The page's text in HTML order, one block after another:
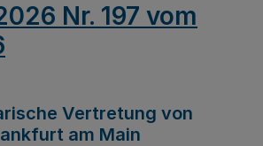
Nr. 197 vom
Vertretung von
am Main